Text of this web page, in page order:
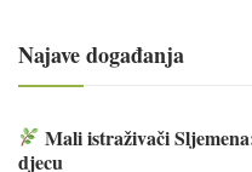
Najave događanja
Mali istraživači
djecu